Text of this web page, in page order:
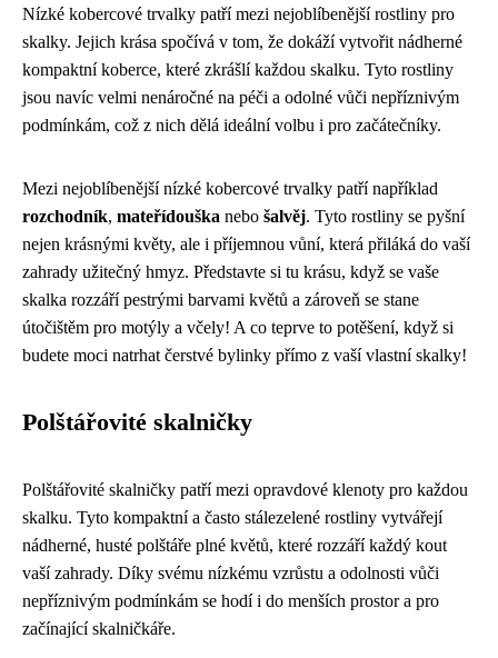
Nízké kobercové trvalky patří mezi nejoblíbenější rostliny pro
skalky. Jejich krása spočívá v tom, že dokáží vytvořit nádherné
kompaktní koberce, které zkrášlí každou skalku. Tyto rostliny
jsou navíc velmi nenáročné na péči a odolné vůči nepříznivým
podmínkám, což z nich dělá ideální volbu i pro začátečníky.
Mezi nejoblíbenější nízké kobercové trvalky patří například
rozchodník, mateřídouška nebo šalvěj. Tyto rostliny se pyšní
nejen krásnými květy, ale i příjemnou vůní, která přiláká do vaší
zahrady užitečný hmyz. Představte si tu krásu, když se vaše
skalka rozzáří pestrými barvami květů a zároveň se stane
útočištěm pro motýly a včely! A co teprve to potěšení, když si
budete moci natrhat čerstvé bylinky přímo z vaší vlastní skalky!
Polštářovité skalničky
Polštářovité skalničky patří mezi opravdové klenoty pro každou
skalku. Tyto kompaktní a často stálezelené rostliny vytvářejí
nádherné, husté polštáře plné květů, které rozzáří každý kout
vaší zahrady. Díky svému nízkému vzrůstu a odolnosti vůči
nepříznivým podmínkám se hodí i do menších prostor a pro
začínající skalničkáře.